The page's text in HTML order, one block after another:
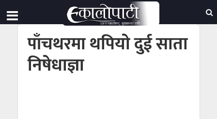
पाँचथरमा थपियाे दुई साता
निषेधाज्ञा